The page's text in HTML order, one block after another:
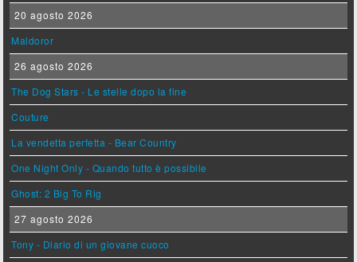
20 agosto 2026
Maldoror
26 agosto 2026
The Dog Stars - Le stelle dopo la fine
Couture
La vendetta perfetta - Bear Country
One Night Only - Quando tutto è possibile
Ghost: 2 Big To Rig
27 agosto 2026
Tony - Diario di un giovane cuoco